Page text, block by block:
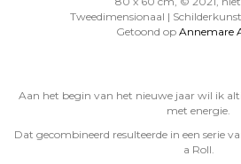
Tweedimensionaal |
Getoond op Annemare
Aan het begin van het nieuwe jaar wil ik
met energie.
Dat gecombineerd resulteerde in een serie
a Roll.